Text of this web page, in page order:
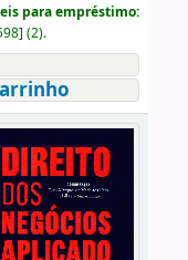
para empréstimo:
] (2).